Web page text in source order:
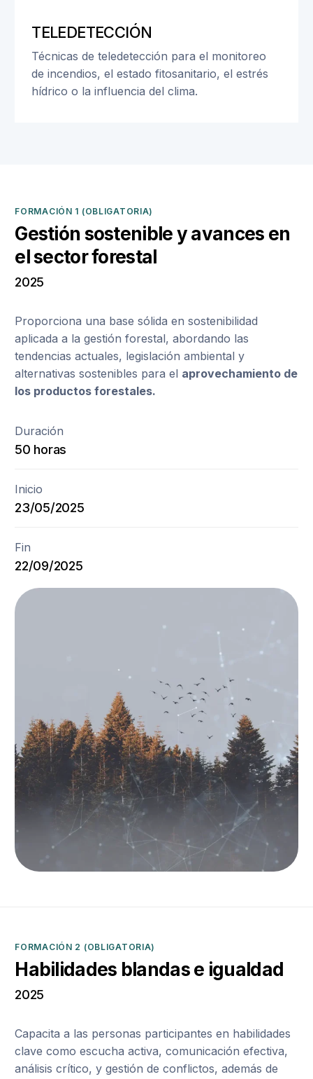
TELEDETECCIÓN
Técnicas de teledetección para el monitoreo
de incendios, el estado fitosanitario, el estrés
hídrico o la influencia del clima.
FORMACIÓN 1 (OBLIGATORIA)
Gestión sostenible y avances en
el sector forestal
2025
Proporciona una base sólida en sostenibilidad
aplicada a la gestión forestal, abordando las
tendencias actuales, legislación ambiental y
alternativas sostenibles para el aprovechamiento de
los productos forestales.
Duración
50 horas
Inicio
23/05/2025
Fin
22/09/2025
FORMACIÓN 2 (OBLIGATORIA)
Habilidades blandas e igualdad
2025
Capacita a las personas participantes en habilidades
clave como escucha activa, comunicación efectiva,
análisis crítico, y gestión de conflictos, además de